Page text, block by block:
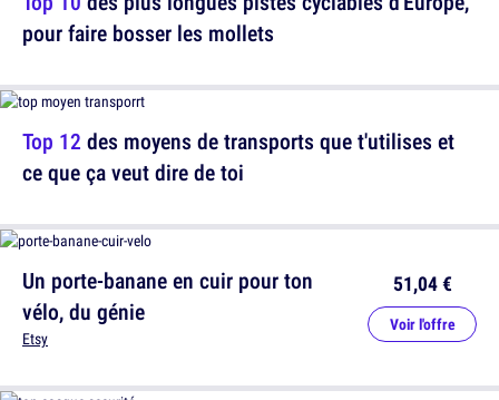
pour faire bosser les mollets
Un porte-banane en cuir pour ton
vélo, du génie
Etsy
51,04 €
Voir l'offre
Top 12 des moyens de transports que t'utilises et
ce que ça veut dire de toi